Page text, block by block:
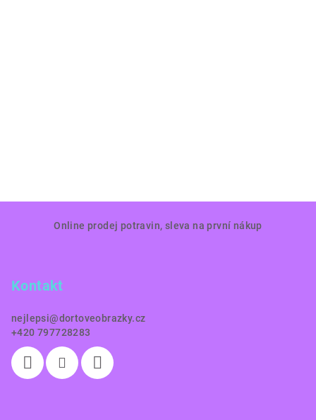
Online prodej potravin, sleva na první nákup
Kontakt
nejlepsi@dortoveobrazky.cz
+420 797728283